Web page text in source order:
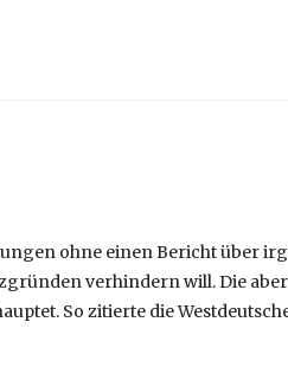
ohne einen Bericht über
verhindern will. Die
So zitierte die